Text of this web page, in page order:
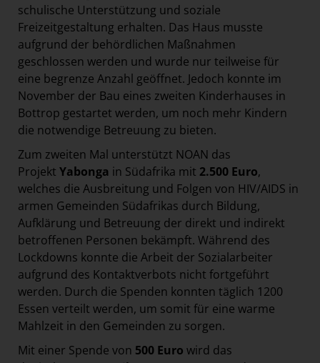
schulische Unterstützung und soziale
Freizeitgestaltung erhalten. Das Haus musste
aufgrund der behördlichen Maßnahmen
geschlossen werden und wurde nur teilweise für
eine begrenze Anzahl geöffnet. Jedoch konnte im
November der Bau eines zweiten Kinderhauses in
Bottrop gestartet werden, um noch mehr Kindern
die notwendige Betreuung zu bieten.
Zum zweiten Mal unterstützt NOAN das
Projekt Yabonga in Südafrika mit 2.500 Euro,
welches die Ausbreitung und Folgen von HIV/AIDS in
armen Gemeinden Südafrikas durch Bildung,
Aufklärung und Betreuung der direkt und indirekt
betroffenen Personen bekämpft. Während des
Lockdowns konnte die Arbeit der Sozialarbeiter
aufgrund des Kontaktverbots nicht fortgeführt
werden. Durch die Spenden konnten täglich 1200
Essen verteilt werden, um somit für eine warme
Mahlzeit in den Gemeinden zu sorgen.
Mit einer Spende von 500 Euro wird das